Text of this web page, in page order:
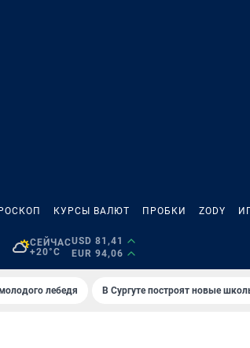
КУРСЫ ВАЛЮТ ПРОБКИ ZODY
СЕЙЧАС
+20°C
USD 81,41
EUR 94,06
лебедя В Сургуте построят новые